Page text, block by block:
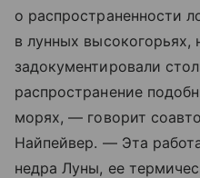
о распространенности
в лунных высокогорьях,
задокументировали
распространение
морях, — говорит
Найпейвер. — Эта
недра Луны, ее